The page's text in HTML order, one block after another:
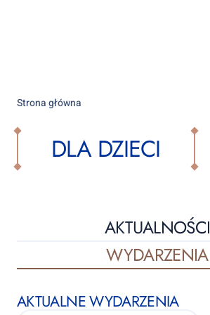
Strona główna
DLA DZIECI
AKTUALNOŚCI
WYDARZENIA
AKTUALNE WYDARZENIA